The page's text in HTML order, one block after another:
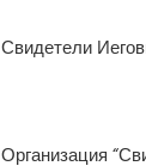
Свидетели
Организация